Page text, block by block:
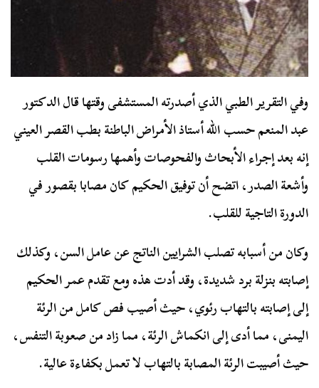
وفي التقرير الطبي الذي أصدرته المستشفى وقتها قال الدكتور
عبد المنعم حسب الله أستاذ الأمراض الباطنة بطب القصر العيني
إنه بعد إجراء الأبحاث والفحوصات وأهمها رسومات القلب
وأشعة الصدر، اتضح أن توفيق الحكيم كان مصابا بقصور في
الدورة التاجية للقلب.
وكان من أسبابه تصلب الشرايين الناتج عن عامل السن، وكذلك
إصابته بنزلة برد شديدة، وقد أدت هذه ومع تقدم عمر الحكيم
إلى إصابته بالتهاب رئوي، حيث أصيب فص كامل من الرئة
اليمنى، مما أدى إلى انكماش الرئة، مما زاد من صعوبة التنفس،
حيث أصيبت الرئة المصابة بالتهاب لا تعمل بكفاءة عالية.